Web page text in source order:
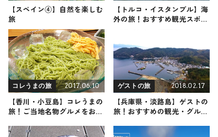
【スペイン④】自然を楽しむ
旅
【トルコ・イスタンブル】海
外の旅！おすすめ観光スポッ
コレうまの旅 2017.06.10
【香川・小豆島】コレうまの
旅！ご当地名物グルメをお届
ゲストの旅 2018.02.17
【兵庫県・淡路島】ゲストの
旅！おすすめの観光・グルメ